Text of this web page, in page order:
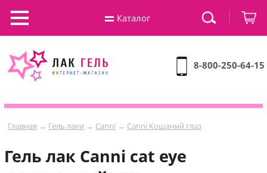
8-800-250-64-15
Главная → Гель лаки → Canni → Canni Кошачий глаз
Гель лак Сanni cat eye
Каталог